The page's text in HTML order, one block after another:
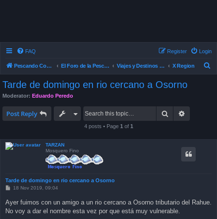
FAQ Login
Register
Pescando Con Mosca El Foro de la Pesca con Mosca en Chile Viajes y Destinos de Pesca X Region
Tarde de domingo en rio cercano a Osorno
Moderator: Eduardo Peredo
Post Reply Search
4 posts • Page 1 of 1
TARZAN
Mosquero Fino
Tarde de domingo en rio cercano a Osorno
P
t
18 Nov 2019, 09:04
Ayer fuimos con un amigo a un rio cercano a Osorno tributario del Rahue.
No voy a dar el nombre esta vez por que está muy vulnerable.